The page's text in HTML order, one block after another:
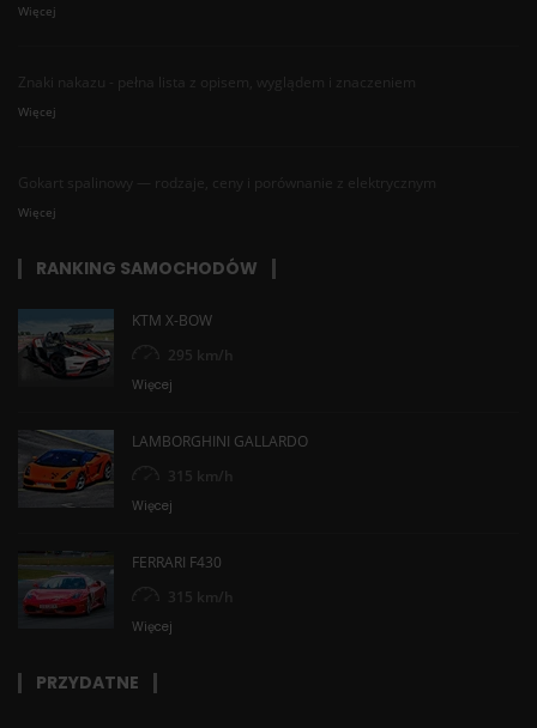
Więcej
Znaki nakazu - pełna lista z opisem, wyglądem i znaczeniem
Więcej
Gokart spalinowy — rodzaje, ceny i porównanie z elektrycznym
Więcej
RANKING SAMOCHODÓW
KTM X-BOW
295 km/h
Więcej
LAMBORGHINI GALLARDO
315 km/h
Więcej
FERRARI F430
315 km/h
Więcej
PRZYDATNE